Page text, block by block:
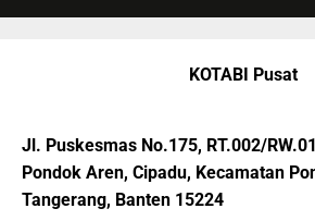
KOTABI Pusat
Jl. Puskesmas No.175, RT.002/
Pondok Aren, Cipadu, Kecamatan
Tangerang, Banten 15224